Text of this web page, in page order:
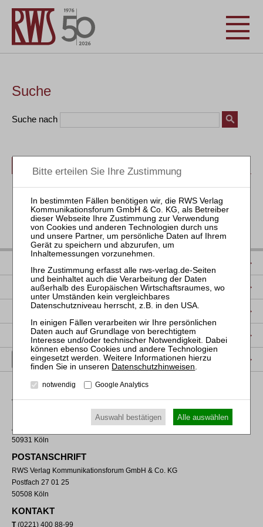
Suche
Suche nach
Bücher Seminare Zeitschriften
DATENSCHUTZ
NUTZUNGSBESTIMMUNGEN/AGB
PRODUKTSICHERHEIT (GPSR)
VERTRAG WIDERRUFEN
VERLAGSADRESSE
RWS Verlag Kommunikationsforum GmbH & Co. KG
Aachener Straße 222
50931 Köln
POSTANSCHRIFT
RWS Verlag Kommunikationsforum GmbH & Co. KG
Postfach 27 01 25
50508 Köln
KONTAKT
T(0221) 400 88-99
Datenschutzhinweisen
notwendig Google Analytics
Auswahl bestätigen Alle auswählen